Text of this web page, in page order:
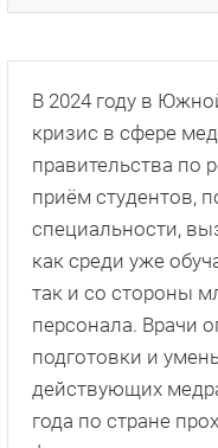
В 2024 году в
кризис в сфере
правительства по
приём студентов,
специальности,
как среди уже
так и со стороны
персонала. Врачи
подготовки и
действующих
года по стране